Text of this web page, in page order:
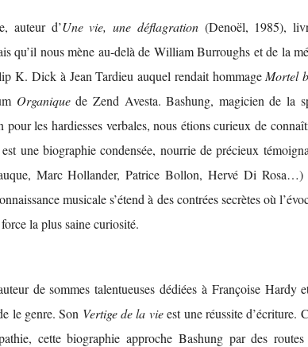
auteur d’Une vie, une déflagration (Denoël, 1985),
qu’il nous mène au-delà de William Burroughs et de la
K. Dick à Jean Tardieu auquel rendait hommage Mortel
Organiquede Zend Avesta. Bashung, magicien de la
pour les hardiesses verbales, nous étions curieux de
une biographie condensée, nourrie de précieux
Marc Hollander, Patrice Bollon, Hervé Di Rosa…)
musicale s’étend à des contrées secrètes où
la plus saine curiosité.
de sommes talentueuses dédiées à Françoise Hardy
le genre. Son Vertige de la vieest une réussite d’écriture.
cette biographie approche Bashung par des